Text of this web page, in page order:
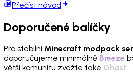
Přečíst návod
Doporučené balíčky
Pro stabilní Minecraft modpack
doporučujeme minimálně Breeze
větší komunitu zvažte také Ghast.